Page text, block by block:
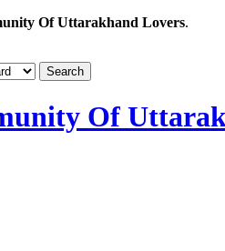
Of Uttarakhand Lovers.
Of